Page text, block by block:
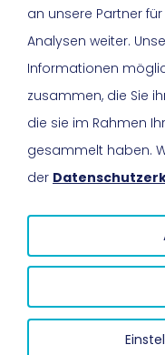
Impressum
an unsere Partner
Analysen weiter.
Informationen
zusammen, die Sie
die sie im Rahmen
gesammelt haben.
der